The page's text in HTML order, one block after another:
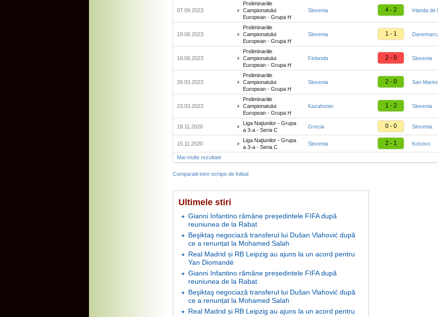
07.09.2023
Preliminariile
Campionatului
European - Grupa H
Slovenia 4 - 2 Irlanda de
19.06.2023
Preliminariile
Campionatului
European - Grupa H
Slovenia 1 - 1
16.06.2023
Preliminariile
Campionatului
European - Grupa H
Finlanda 2 - 0 Slovenia
26.03.2023
Preliminariile
Campionatului
European - Grupa H
Slovenia 2 - 0 San
23.03.2023
Preliminariile
Campionatului
European - Grupa H
Kazahstan 1 - 2 Slovenia
18.11.2020
Liga Naţiunilor - Grupa
a 3-a - Seria C
Grecia 0 - 0 Slovenia
15.11.2020
Liga Naţiunilor - Grupa
a 3-a - Seria C
Slovenia 2 - 1 Kosovo
Mai multe rezultate
Comparatii intre echipe de fotbal
Ultimele stiri
Gianni Infantino rămâne președintele FIFA după
reuniunea de la Rabat
Beşiktaş negociază transferul lui Dušan Vlahović după
ce a renunțat la Mohamed Salah
Real Madrid și RB Leipzig au ajuns la un acord pentru
Yan Diomandé
Gianni Infantino rămâne președintele FIFA după
reuniunea de la Rabat
Beşiktaş negociază transferul lui Dušan Vlahović după
ce a renunțat la Mohamed Salah
Real Madrid și RB Leipzig au ajuns la un acord pentru